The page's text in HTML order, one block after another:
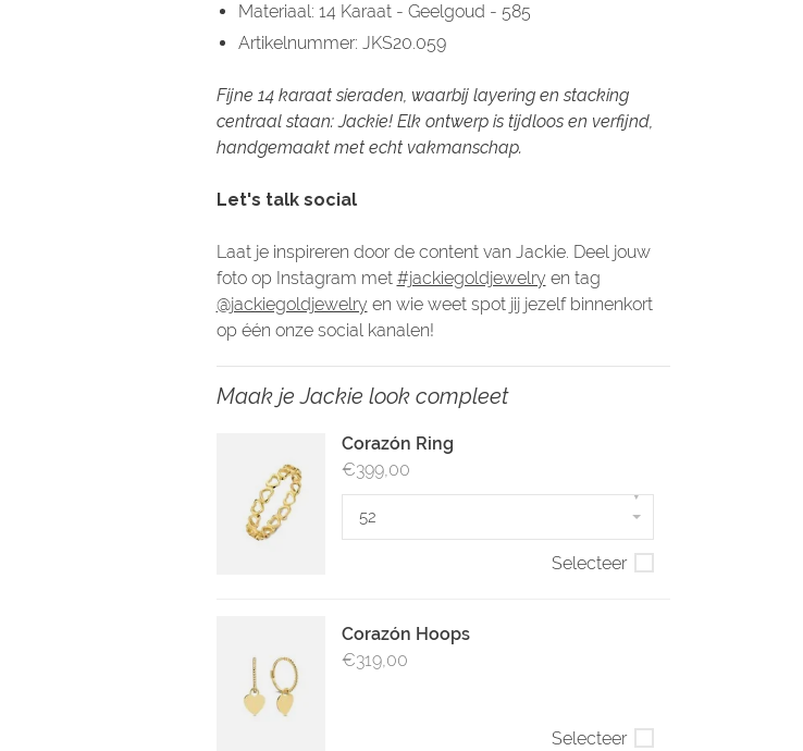
Materiaal: 14 Karaat - Geelgoud - 585
Artikelnummer: JKS20.059
Fijne 14 karaat sieraden, waarbij layering en stacking
centraal staan: Jackie! Elk ontwerp is tijdloos en verfijnd,
handgemaakt met echt vakmanschap.
Let's talk social
Laat je inspireren door de content van Jackie. Deel jouw
foto op Instagram met #jackiegoldjewelry en tag
@jackiegoldjewelry en wie weet spot jij jezelf binnenkort
op één onze social kanalen!
Maak je Jackie look compleet
Corazón Ring
€399,00
52
▾
Selecteer
Corazón Hoops
€319,00
Selecteer